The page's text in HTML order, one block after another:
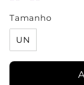
Tamanho
UN